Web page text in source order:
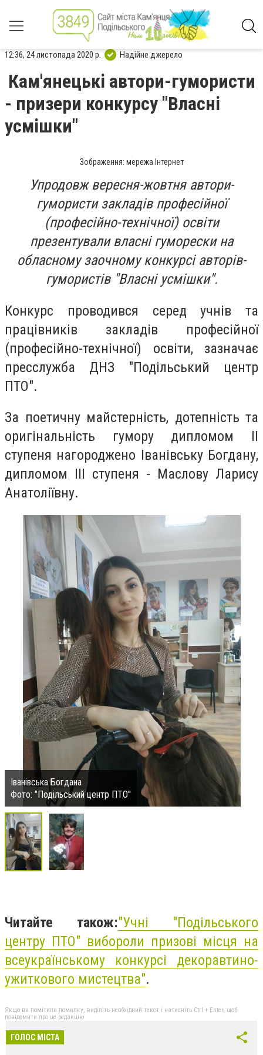
12:36, 24 листопада 2020 р. Надійне джерело
Кам'янецькі автори-гумористи
- призери конкурсу "Власні
усмішки"
Зображення: мережа Інтернет
Упродовж вересня-жовтня автори-
гумористи закладів професійної
(професійно-технічної) освіти
презентували власні гуморески на
обласному заочному конкурсі авторів-
гумористів "Власні усмішки".
Конкурс проводився серед учнів та
працівників закладів професійної
(професійно-технічної) освіти, зазначає
пресслужба ДНЗ "Подільський центр
ПТО".
За поетичну майстерність, дотепність та
оригінальність гумору дипломом ІІ
ступеня нагороджено Іванівську Богдану,
дипломом ІІІ ступеня - Маслову Ларису
Анатоліївну.
Іванівська Богдана
Фото: "Подільський центр ПТО"
Читайте також:"Учні "Подільського
центру ПТО" вибороли призові місця на
всеукраїнському конкурсі декоравтино-
ужиткового мистецтва".
Якщо ви помітили помилку, виділіть необхідний текст і натисніть Ctrl + Enter, щоб
повідомити про це редакцію
ГОЛОС МІСТА